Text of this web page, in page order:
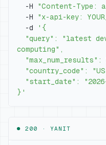
  -H
"Content-Type:
  -H
"x-api-key:
  -d
}'
● 200 · YANIT